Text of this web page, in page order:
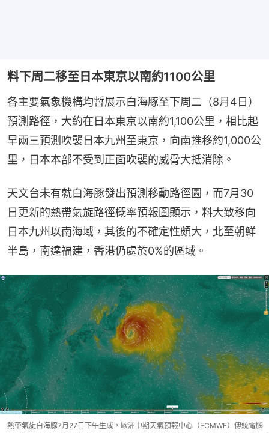
料下周二移至日本東京以南約1100公里
各主要氣象機構均暫展示白海豚至下周二（8月4日）
預測路徑，大約在日本東京以南約1,100公里，相比起
早兩三預測吹襲日本九州至東京，向南推移約1,000公
里，日本本部不受到正面吹襲的威脅大抵消除。
天文台未有就白海豚發出預測移動路徑圖，而7月30
日更新的熱帶氣旋路徑概率預報圖顯示，料大致移向
日本九州以南海域，其後的不確定性頗大，北至朝鮮
半島，南達福建，香港仍處於0%的區域。
熱帶氣旋白海豚7月27日下午生成，歐洲中期天氣預報中心（ECMWF）傳統電腦